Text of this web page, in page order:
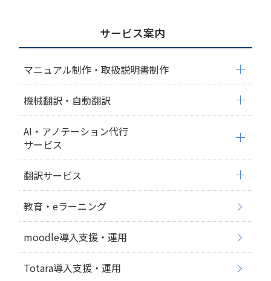
サービス案内
マニュアル制作・取扱説明書制作
機械翻訳・自動翻訳
AI・アノテーション代行
サービス
翻訳サービス
教育・eラーニング
moodle導入支援・運用
Totara導入支援・運用